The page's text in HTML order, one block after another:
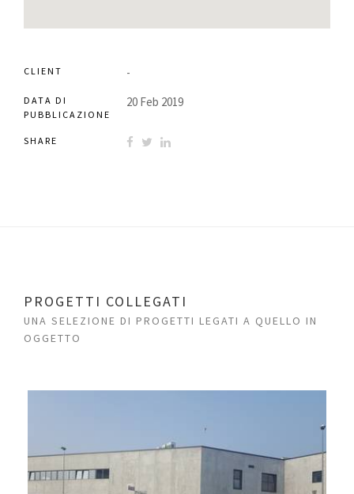
CLIENT -
DATA DI
PUBBLICAZIONE
20 Feb 2019
SHARE
PROGETTI COLLEGATI
UNA SELEZIONE DI PROGETTI LEGATI A QUELLO IN
OGGETTO